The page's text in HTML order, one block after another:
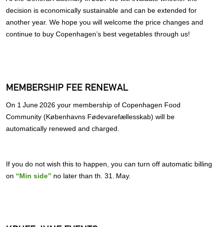
decision is economically sustainable and can be extended for
another year. We hope you will welcome the price changes and
continue to buy Copenhagen’s best vegetables through us!
MEMBERSHIP FEE RENEWAL
On 1 June 2026 your membership of Copenhagen Food
Community (Københavns Fødevarefællesskab) will be
automatically renewed and charged.
If you do not wish this to happen, you can turn off automatic billing
on “Min side” no later than th. 31. May.